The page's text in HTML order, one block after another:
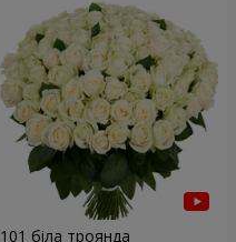
101 біла троянда